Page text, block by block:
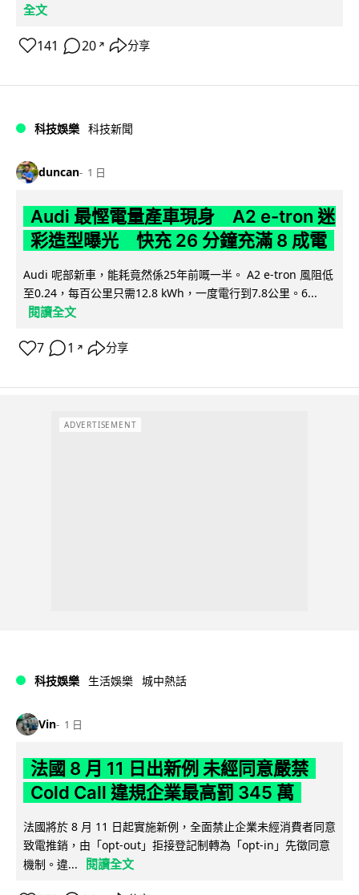
全文
141 20 ↗ 分享
科技娛樂 科技新聞
duncan 1 日
Audi 最慳電量產車現身 A2 e-tron 迷
彩造型曝光 快充 26 分鐘充滿 8 成電
Audi 呢部新車，能耗竟然係25年前嘅一半。 A2 e-tron 風阻低
至0.24，每百公里只需12.8 kWh，一度電行到7.8公里。6...
閱讀全文
7 1 ↗ 分享
ADVERTISEMENT
科技娛樂 生活娛樂 城中熱話
Vin 1 日
法國 8 月 11 日出新例 未經同意嚴禁
Cold Call 違規企業最高罰 345 萬
法國將於 8 月 11 日起實施新例，全面禁止企業未經消費者同意
致電推銷，由「opt-out」拒接登記制轉為「opt-in」先徵同意
機制。違...
閱讀全文